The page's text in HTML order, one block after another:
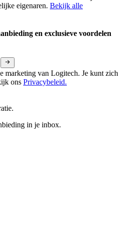
eigenaren. Bekijk alle
en exclusieve voordelen
marketing van Logitech. Je kunt zich
ons Privacybeleid.
in je inbox.